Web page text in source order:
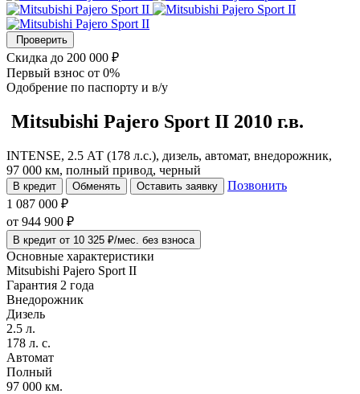
Проверить
Скидка до 200 000 ₽
Первый взнос от 0%
Одобрение по паспорту и в/у
Mitsubishi Pajero Sport II 2010 г.в.
INTENSE, 2.5 АТ (178 л.с.), дизель, автомат, внедорожник,
97 000 км, полный привод, черный
В кредит Обменять Оставить заявку
Позвонить
1 087 000 ₽
от 944 900 ₽
В кредит от 10 325 ₽/мес. без взноса
Основные характеристики
Mitsubishi Pajero Sport II
Гарантия 2 года
Внедорожник
Дизель
2.5 л.
178 л. с.
Автомат
Полный
97 000 км.